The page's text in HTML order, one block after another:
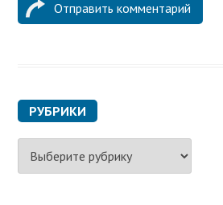
РУБРИКИ
б